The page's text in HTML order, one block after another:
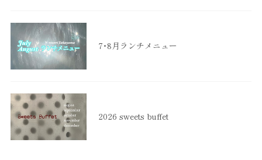
7・8月ランチメニュー
2026 sweets buffet